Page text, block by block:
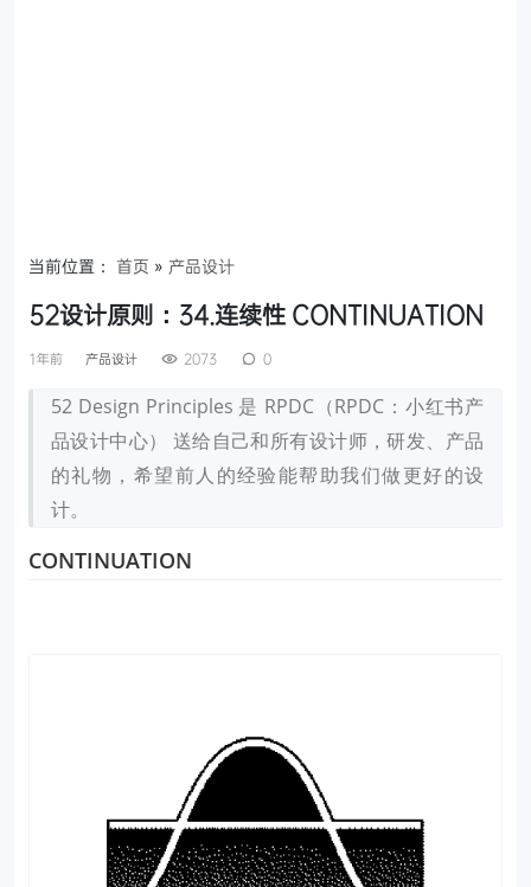
当前位置： 首页 » 产品设计
52设计原则：34.连续性 CONTINUATION
1年前 产品设计 2073 0
52 Design Principles 是 RPDC（RPDC：小红书产
品设计中心） 送给自己和所有设计师，研发、产品
的礼物，希望前人的经验能帮助我们做更好的设
计。
CONTINUATION